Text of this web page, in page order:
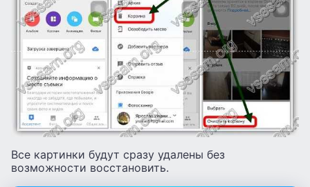
Все картинки будут сразу удалены без
возможности восстановить.